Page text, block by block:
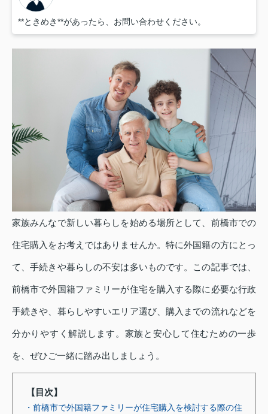
**ときめき**があったら、お問い合わせください。
家族みんなで新しい暮らしを始める場所として、前橋市での
住宅購入をお考えではありませんか。特に外国籍の方にとっ
て、手続きや暮らしの不安は多いものです。この記事では、
前橋市で外国籍ファミリーが住宅を購入する際に必要な行政
手続きや、暮らしやすいエリア選び、購入までの流れなどを
分かりやすく解説します。家族と安心して住むための一歩
を、ぜひご一緒に踏み出しましょう。
【目次】
・前橋市で外国籍ファミリーが住宅購入を検討する際の住